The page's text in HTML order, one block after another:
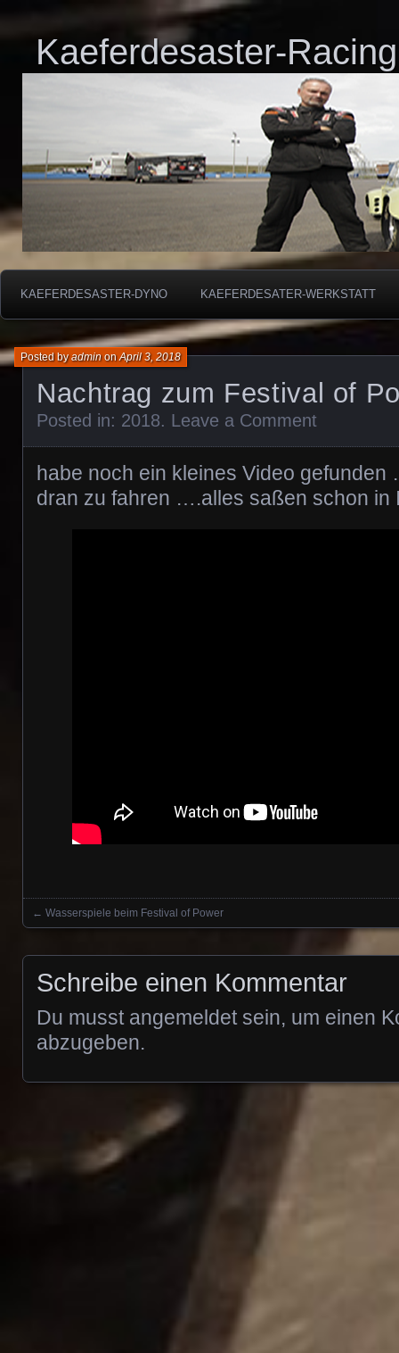
Kaeferdesaster-Racing
KAEFERDESASTER-DYNO KAEFERDESATER-WERKSTATT
Nachtrag zum Festival of
Posted byadminonApril 3, 2018
Posted in: 2018. Leave a Comment
habe noch ein kleines Video
dran zu fahren ….alles saßen schon in
Posts navigation
← Wasserspiele beim Festival of Power
Schreibe einen Kommentar
Du musst angemeldetsein, um einen
abzugeben.